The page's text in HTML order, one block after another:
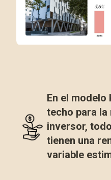
En el modelo
techo para
inversor,
tienen una
variable